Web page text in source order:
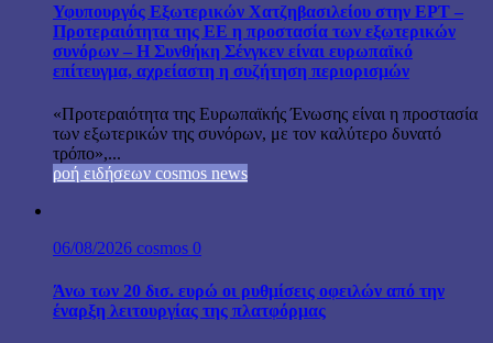
Υφυπουργός Εξωτερικών Χατζηβασιλείου στην ΕΡΤ –
Προτεραιότητα της ΕΕ η προστασία των εξωτερικών
συνόρων – Η Συνθήκη Σένγκεν είναι ευρωπαϊκό
επίτευγμα, αχρείαστη η συζήτηση περιορισμών
«Προτεραιότητα της Ευρωπαϊκής Ένωσης είναι η προστασία
των εξωτερικών της συνόρων, με τον καλύτερο δυνατό
τρόπο»,...
ροή ειδήσεων cosmos news
06/08/2026 cosmos 0
Άνω των 20 δισ. ευρώ οι ρυθμίσεις οφειλών από την
έναρξη λειτουργίας της πλατφόρμας